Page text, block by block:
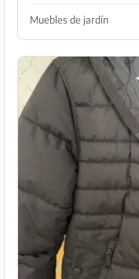
Muebles de jardín